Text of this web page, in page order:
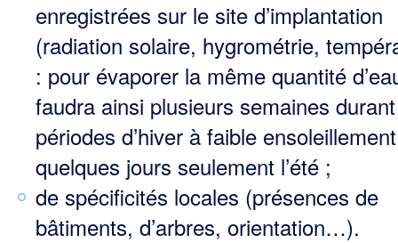
enregistrées sur le site d’implantation
(radiation solaire, hygrométrie,
: pour évaporer la même quantité
faudra ainsi plusieurs semaines
périodes d’hiver à faible
quelques jours seulement l’été ;
de spécificités locales (présences de
bâtiments, d’arbres, orientation…).